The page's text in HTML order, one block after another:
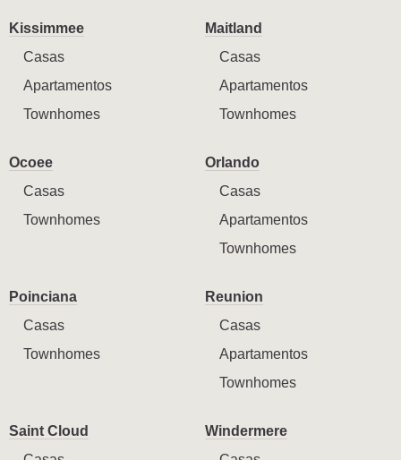
Kissimmee
Casas
Apartamentos
Townhomes
Maitland
Casas
Apartamentos
Townhomes
Ocoee
Casas
Townhomes
Orlando
Casas
Apartamentos
Townhomes
Poinciana
Casas
Townhomes
Reunion
Casas
Apartamentos
Townhomes
Saint Cloud
Windermere